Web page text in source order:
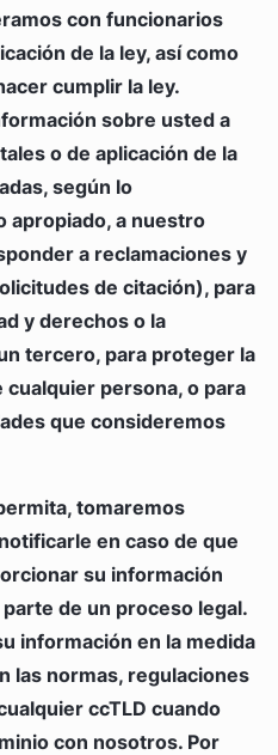
con funcionarios
de la ley, así como
cumplir la ley.
sobre usted a
o de aplicación de la
según lo
apropiado, a nuestro
a reclamaciones y
de citación), para
y derechos o la
tercero, para proteger la
persona, o para
que consideremos
tomaremos
en caso de que
su información
de un proceso legal.
información en la medida
las normas, regulaciones
ccTLD cuando
con nosotros. Por